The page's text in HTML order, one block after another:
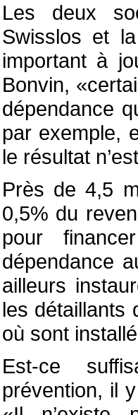
Les deux
Swisslos et
important à
Bonvin,
dépendance
par exemple,
le résultat
Près de 4,5
0,5% du
pour
dépendance
ailleurs
les détaillants
où sont
Est-ce
prévention, il